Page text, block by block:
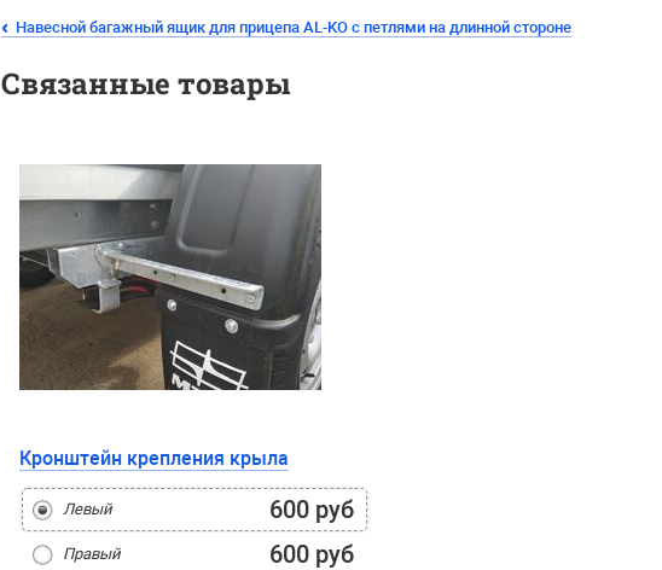
Навесной багажный ящик для прицепа AL-KO с петлями на длинной стороне
Связанные товары
Кронштейн крепления крыла
Левый 600 руб
Правый 600 руб